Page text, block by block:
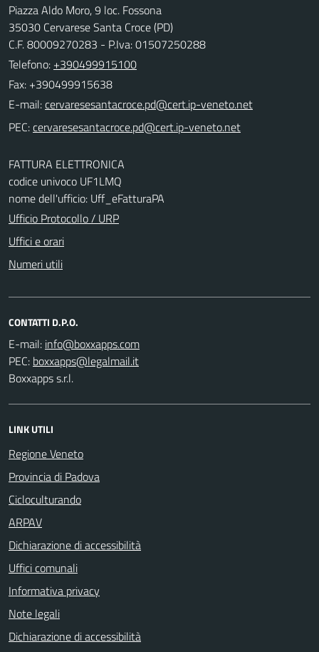
Piazza Aldo Moro, 9 loc. Fossona
35030 Cervarese Santa Croce (PD)
C.F. 80009270283 - P.Iva: 01507250288
Telefono: +390499915100
Fax: +390499915638
E-mail:
PEC:
FATTURA ELETTRONICA
codice univoco UF1LMQ
nome dell'ufficio: Uff_eFatturaPA
Ufficio Protocollo / URP
Uffici e orari
Numeri utili
CONTATTI D.P.O.
E-mail:
PEC:
Boxxapps s.r.l.
LINK UTILI
Regione Veneto
Provincia di Padova
Cicloculturando
ARPAV
Dichiarazione di accessibilità
Uffici comunali
Informativa privacy
Note legali
Dichiarazione di accessibilità